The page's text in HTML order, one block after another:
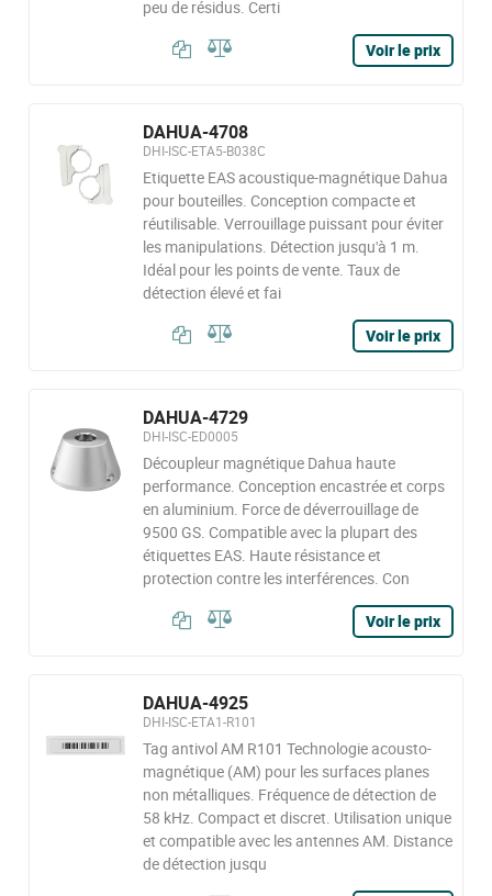
peu de résidus. Certi
Voir le prix
DAHUA-4708
DHI-ISC-ETA5-B038C
Etiquette EAS acoustique-magnétique Dahua
pour bouteilles. Conception compacte et
réutilisable. Verrouillage puissant pour éviter
les manipulations. Détection jusqu'à 1 m.
Idéal pour les points de vente. Taux de
détection élevé et fai
Voir le prix
DAHUA-4729
DHI-ISC-ED0005
Découpleur magnétique Dahua haute
performance. Conception encastrée et corps
en aluminium. Force de déverrouillage de
9500 GS. Compatible avec la plupart des
étiquettes EAS. Haute résistance et
protection contre les interférences. Con
Voir le prix
DAHUA-4925
DHI-ISC-ETA1-R101
Tag antivol AM R101 Technologie acousto-
magnétique (AM) pour les surfaces planes
non métalliques. Fréquence de détection de
58 kHz. Compact et discret. Utilisation unique
et compatible avec les antennes AM. Distance
de détection jusqu